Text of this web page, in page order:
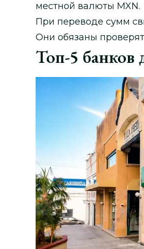
местной валюты MXN.
При переводе сумм
Они обязаны
Топ-5 банков